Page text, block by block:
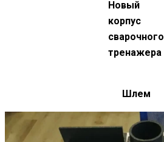
Новый
корпус
сварочного
тренажера
Шлем